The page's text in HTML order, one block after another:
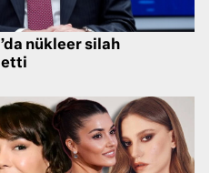
nükleer silah
etti